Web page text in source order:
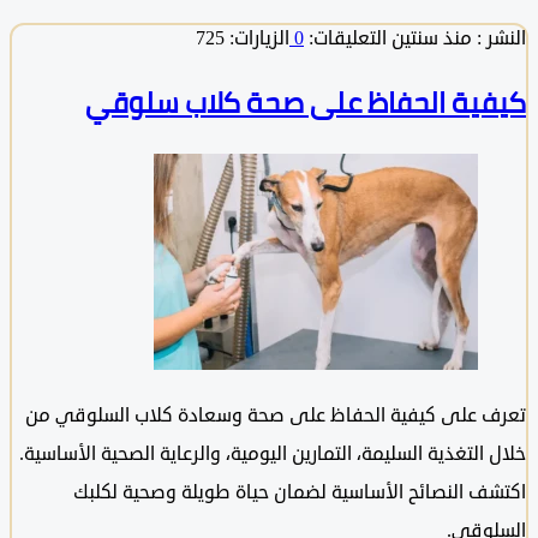
: منذ سنتينالتعليقات:0الزيارات: 725
الحفاظ على صحة كلاب سلوقي
على كيفية الحفاظ على صحة وسعادة كلاب السلوقي من
السليمة، التمارين اليومية، والرعاية الصحية الأساسية.
النصائح الأساسية لضمان حياة طويلة وصحية لكلبك